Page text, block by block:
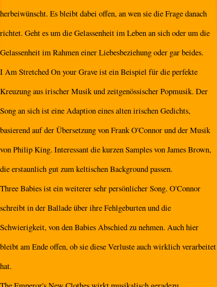
herbeiwünscht. Es bleibt dabei offen, an wen sie die Frage danach
richtet. Geht es um die Gelassenheit im Leben an sich oder um die
Gelassenheit im Rahmen einer Liebesbeziehung oder gar beides.
I Am Stretched On your Grave ist ein Beispiel für die perfekte
Kreuzung aus irischer Musik und zeitgenössischer Popmusik. Der
Song an sich ist eine Adaption eines alten irischen Gedichts,
basierend auf der Übersetzung von Frank O'Connor und der Musik
von Philip King. Interessant die kurzen Samples von James Brown,
die erstaunlich gut zum keltischen Background passen.
Three Babies ist ein weiterer sehr persönlicher Song. O'Connor
schreibt in der Ballade über ihre Fehlgeburten und die
Schwierigkeit, von den Babies Abschied zu nehmen. Auch hier
bleibt am Ende offen, ob sie diese Verluste auch wirklich verarbeitet
hat.